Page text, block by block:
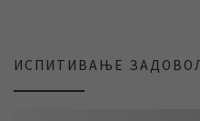
ИСПИТИВАЊЕ